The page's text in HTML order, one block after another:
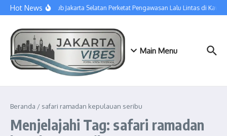
Lewati ke konten
Hot NewsSudinhub Jakarta Selatan Perketat Pengawasan Lalu Lintas di
Main Menu
Beranda / safari ramadan kepulauan seribu
Menjelajahi Tag: safari ramadan